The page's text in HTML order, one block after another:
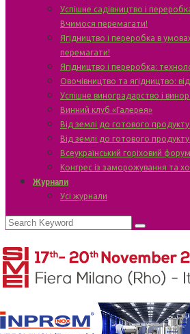
Успішне садівництво і
Вчимося перемагати!
Ягідництво і переробка в
перемагати!
Ягідництво і переробка:
Овочівництво та ягідництво:
Успішне виноградарство і
Винний клуб «Галерея»
Від землі до готового продукту
Від землі до готового продукту
Всеукраїнський горіховий форум
Конгрес із заморожування та
Журнали
Усі журнали